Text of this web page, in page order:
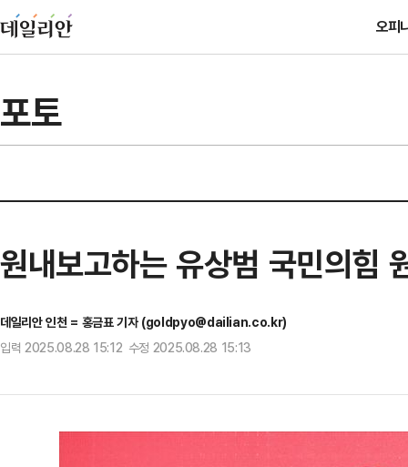
오피
포토
원내보고하는 유상범 국민의힘
데일리안 인천 = 홍금표 기자 (goldpyo@dailian.co.kr)
입력 2025.08.28 15:12 수정 2025.08.28 15:13